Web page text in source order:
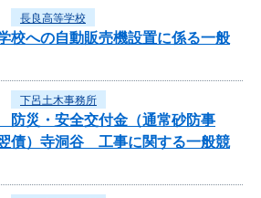
長良高等学校
校への自動販売機設置に係る一般
下呂土木事務所
防災・安全交付金（通常砂防事
債）寺洞谷 工事に関する一般競